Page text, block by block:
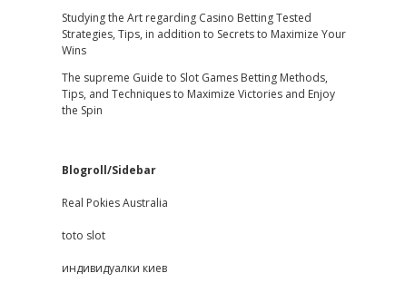
Studying the Art regarding Casino Betting Tested
Strategies, Tips, in addition to Secrets to Maximize Your
Wins
The supreme Guide to Slot Games Betting Methods,
Tips, and Techniques to Maximize Victories and Enjoy
the Spin
Blogroll/Sidebar
Real Pokies Australia
toto slot
индивидуалки киев